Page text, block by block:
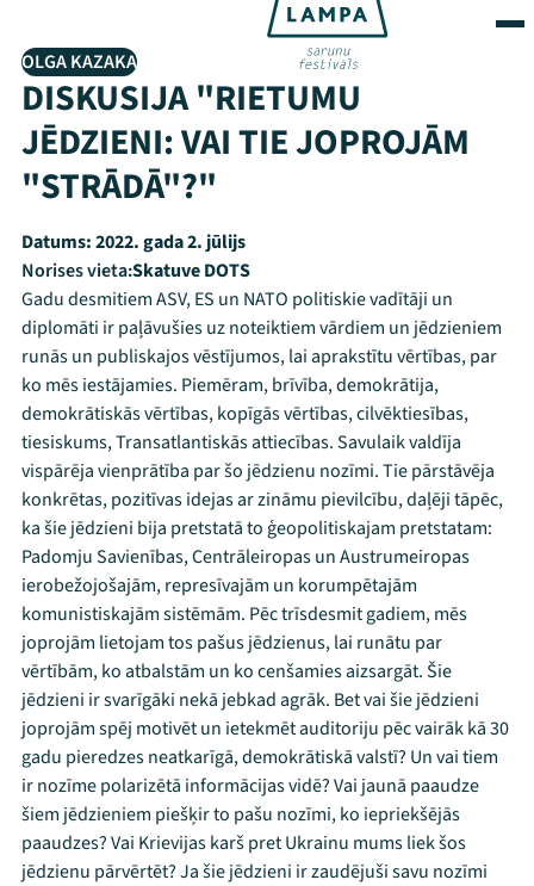
OLGA KAZAKA
DISKUSIJA "RIETUMU
JĒDZIENI: VAI TIE JOPROJĀM
"STRĀDĀ"?"
Datums:2022. gada 2. jūlijs
Norises vieta:Skatuve DOTS
Gadu desmitiem ASV, ES un NATO politiskie vadītāji un
diplomāti ir paļāvušies uz noteiktiem vārdiem un jēdzieniem
runās un publiskajos vēstījumos, lai aprakstītu vērtības, par
ko mēs iestājamies. Piemēram, brīvība, demokrātija,
demokrātiskās vērtības, kopīgās vērtības, cilvēktiesības,
tiesiskums, Transatlantiskās attiecības. Savulaik valdīja
vispārēja vienprātība par šo jēdzienu nozīmi. Tie pārstāvēja
konkrētas, pozitīvas idejas ar zināmu pievilcību, daļēji tāpēc,
ka šie jēdzieni bija pretstatā to ģeopolitiskajam pretstatam:
Padomju Savienības, Centrāleiropas un Austrumeiropas
ierobežojošajām, represīvajām un korumpētajām
komunistiskajām sistēmām. Pēc trīsdesmit gadiem, mēs
joprojām lietojam tos pašus jēdzienus, lai runātu par
vērtībām, ko atbalstām un ko cenšamies aizsargāt. Šie
jēdzieni ir svarīgāki nekā jebkad agrāk. Bet vai šie jēdzieni
joprojām spēj motivēt un ietekmēt auditoriju pēc vairāk kā 30
gadu pieredzes neatkarīgā, demokrātiskā valstī? Un vai tiem
ir nozīme polarizētā informācijas vidē? Vai jaunā paaudze
šiem jēdzieniem piešķir to pašu nozīmi, ko iepriekšējās
paaudzes? Vai Krievijas karš pret Ukrainu mums liek šos
jēdzienu pārvērtēt? Ja šie jēdzieni ir zaudējuši savu nozīmi